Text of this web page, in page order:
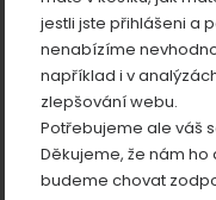
jestli jste přihlášeni a
nenabízíme
například i v
zlepšování webu.
Potřebujeme ale váš
Děkujeme, že nám
budeme chovat
Zobrazit
Zobrazit
Zobrazit